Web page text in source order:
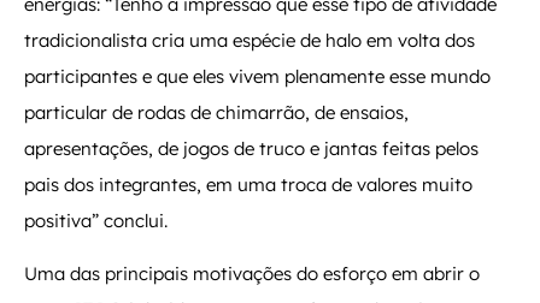
tradicionalista cria uma espécie de halo em volta dos
participantes e que eles vivem plenamente esse mundo
particular de rodas de chimarrão, de ensaios,
apresentações, de jogos de truco e jantas feitas pelos
pais dos integrantes, em uma troca de valores muito
positiva” conclui.
Uma das principais motivações do esforço em abrir o